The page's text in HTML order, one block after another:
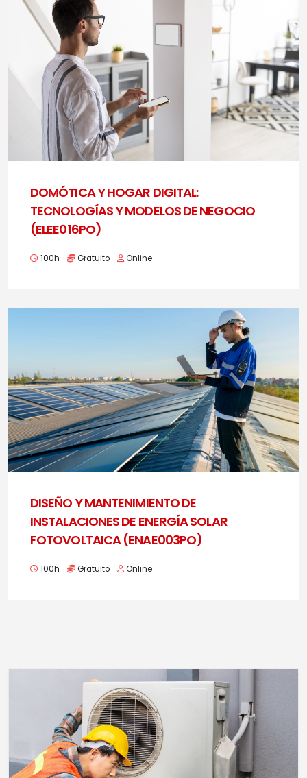
DOMÓTICA Y HOGAR DIGITAL:
TECNOLOGÍAS Y MODELOS DE NEGOCIO
(ELEE016PO)
100h Gratuito Online
DISEÑO Y MANTENIMIENTO DE
INSTALACIONES DE ENERGÍA SOLAR
FOTOVOLTAICA (ENAE003PO)
100h Gratuito Online